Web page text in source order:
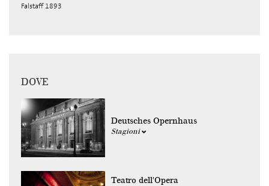
Falstaff 1893
DOVE
Deutsches Opernhaus
Stagioni
Teatro dell'Opera